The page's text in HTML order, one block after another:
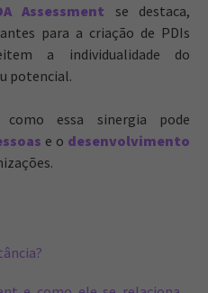
Assessment se destaca,
para a criação de PDIs
a individualidade do
potencial.
essa sinergia pode
e o desenvolvimento